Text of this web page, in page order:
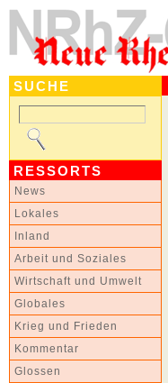
SUCHE
RESSORTS
News
Lokales
Inland
Arbeit und Soziales
Wirtschaft und Umwelt
Globales
Krieg und Frieden
Kommentar
Glossen